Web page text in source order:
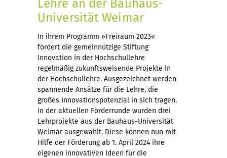
Lehre an der Bauhaus-
Universität Weimar
In ihrem Programm »Freiraum 2023«
fördert die gemeinnützige Stiftung
Innovation in der Hochschullehre
regelmäßig zukunftsweisende Projekte in
der Hochschullehre. Ausgezeichnet werden
spannende Ansätze für die Lehre, die
großes Innovationspotenzial in sich tragen.
In der aktuellen Förderrunde wurden drei
Lehrprojekte aus der Bauhaus-Universität
Weimar ausgewählt. Diese können nun mit
Hilfe der Förderung ab 1. April 2024 ihre
eigenen innovativen Ideen für die